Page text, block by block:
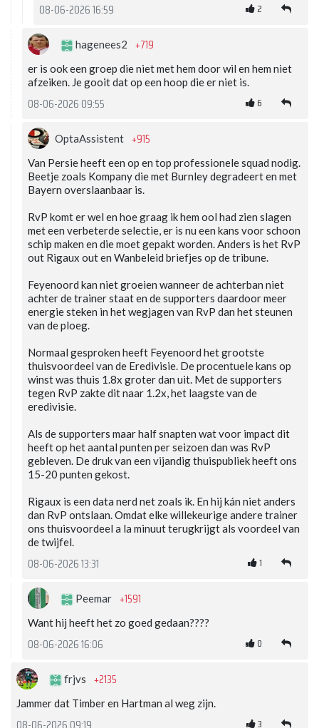
08-06-2026 16:59 2
hagenees2 +719
er is ook een groep die niet met hem door wil en hem niet
afzeiken. Je gooit dat op een hoop die er niet is.
08-06-2026 09:55 6
OptaAssistent +915
Van Persie heeft een op en top professionele squad nodig.
Beetje zoals Kompany die met Burnley degradeert en met
Bayern overslaanbaar is.
RvP komt er wel en hoe graag ik hem ool had zien slagen
met een verbeterde selectie, er is nu een kans voor schoon
schip maken en die moet gepakt worden. Anders is het RvP
out Rigaux out en Wanbeleid briefjes op de tribune.
Feyenoord kan niet groeien wanneer de achterban niet
achter de trainer staat en de supporters daardoor meer
energie steken in het wegjagen van RvP dan het steunen
van de ploeg.
Normaal gesproken heeft Feyenoord het grootste
thuisvoordeel van de Eredivisie. De procentuele kans op
winst was thuis 1.8x groter dan uit. Met de supporters
tegen RvP zakte dit naar 1.2x, het laagste van de
eredivisie.
Als de supporters maar half snapten wat voor impact dit
heeft op het aantal punten per seizoen dan was RvP
gebleven. De druk van een vijandig thuispubliek heeft ons
15-20 punten gekost.
Rigaux is een data nerd net zoals ik. En hij kán niet anders
dan RvP ontslaan. Omdat elke willekeurige andere trainer
ons thuisvoordeel a la minuut terugkrijgt als voordeel van
de twijfel.
08-06-2026 13:31 1
Peemar +1591
Want hij heeft het zo goed gedaan????
08-06-2026 16:06 0
frjvs +2135
Jammer dat Timber en Hartman al weg zijn.
3